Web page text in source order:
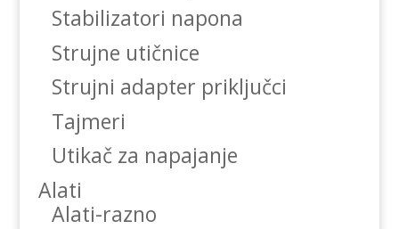
Stabilizatori napona
Strujne utičnice
Strujni adapter priključci
Tajmeri
Utikač za napajanje
Alati
Alati-razno